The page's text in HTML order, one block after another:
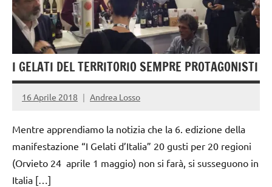
I GELATI DEL TERRITORIO SEMPRE PROTAGONISTI
16 Aprile 2018 Andrea Losso
Mentre apprendiamo la notizia che la 6. edizione della
manifestazione “I Gelati d’Italia” 20 gusti per 20 regioni
(Orvieto 24 aprile 1 maggio) non si farà, si susseguono in
Italia […]